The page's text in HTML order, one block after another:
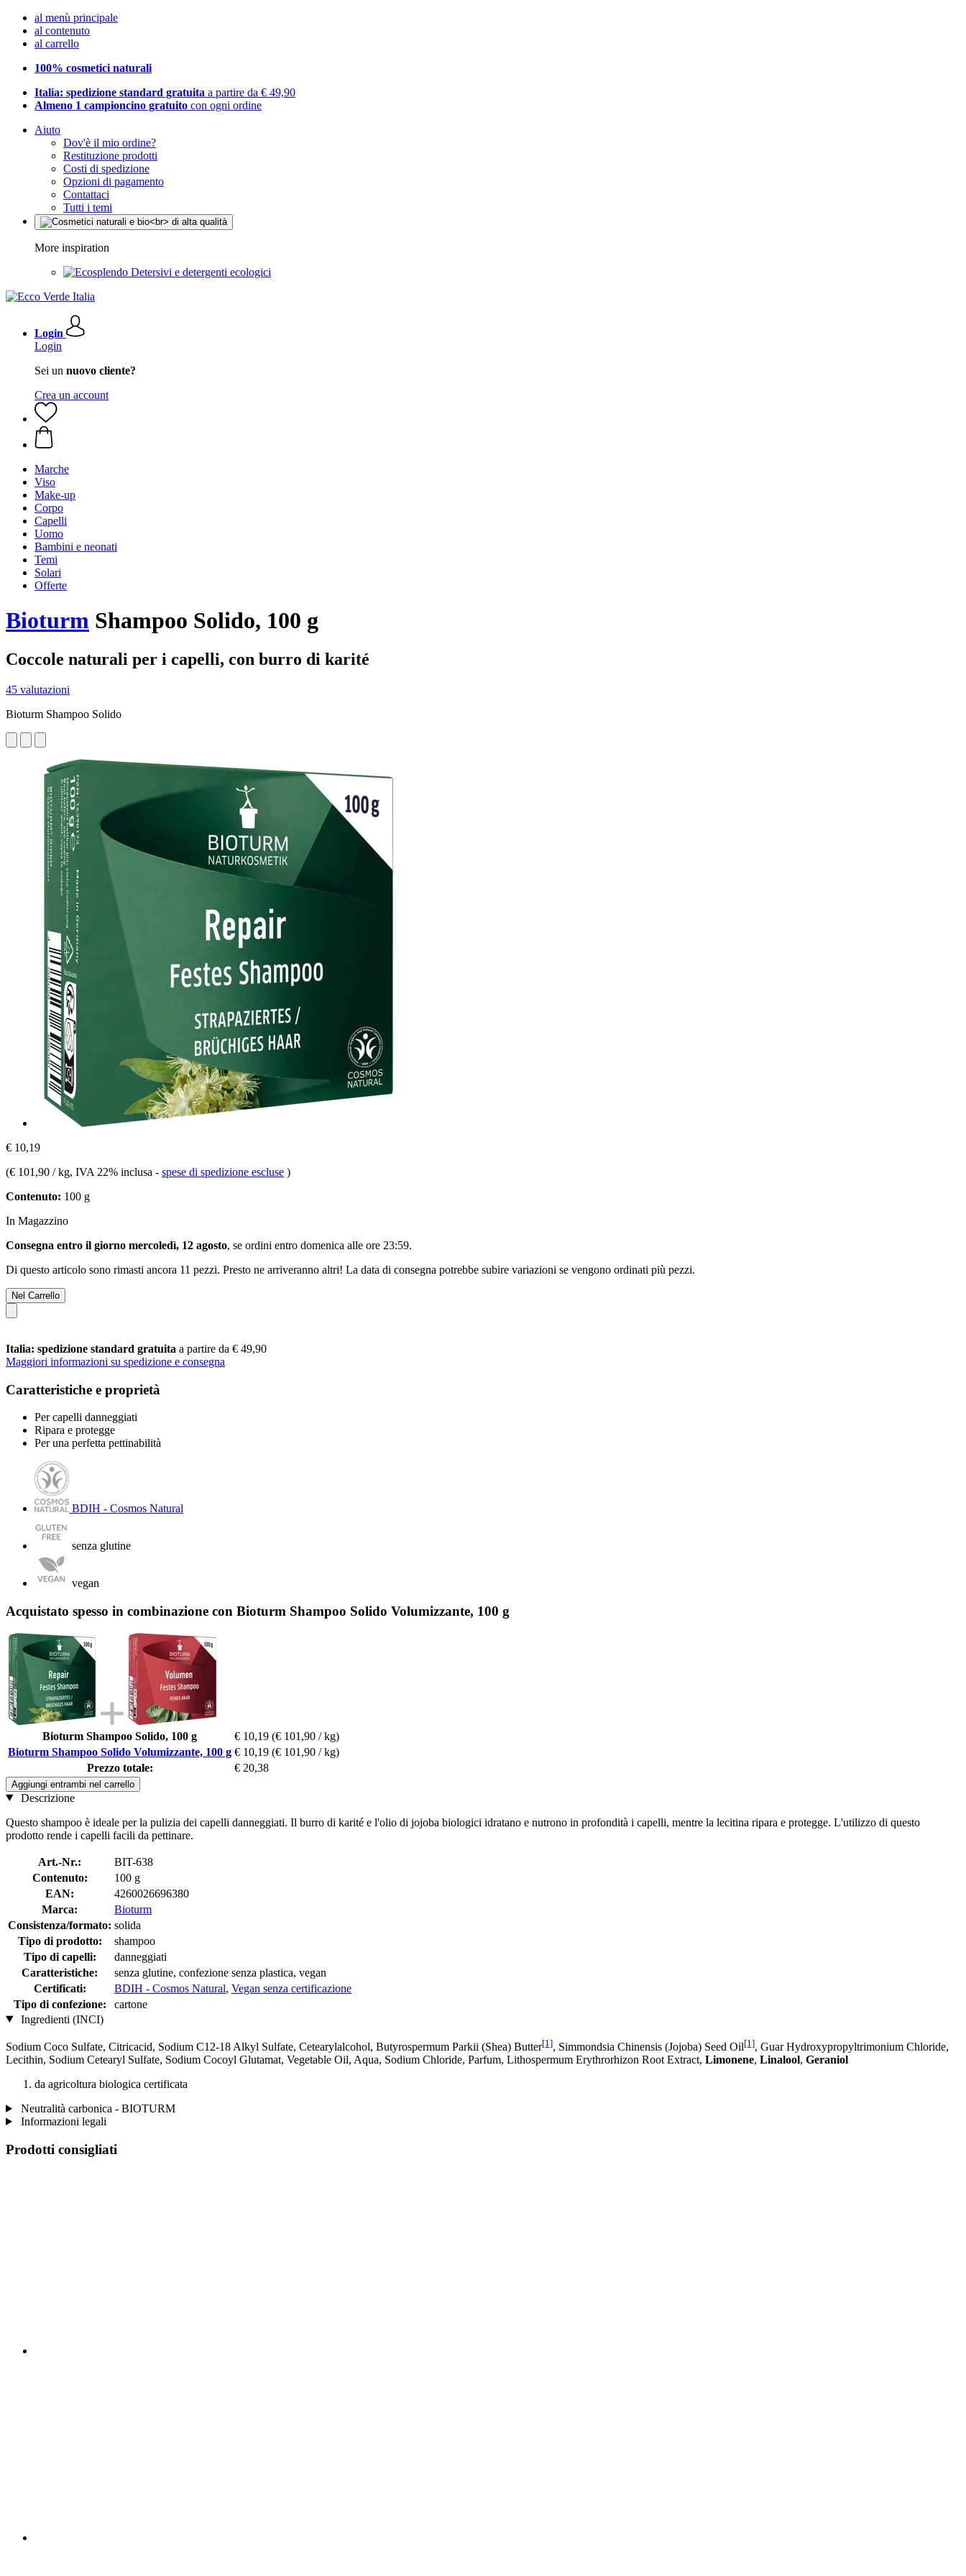
al menù principale
al contenuto
al carrello
100% cosmetici naturali
Italia: spedizione standard gratuita a partire da € 49,90
Almeno 1 campioncino gratuito con ogni ordine
Aiuto
Dov'è il mio ordine?
Restituzione prodotti
Costi di spedizione
Opzioni di pagamento
Contattaci
Tutti i temi
More inspiration
Detersivi e detergenti ecologici
Login
Login
Sei un nuovo cliente?
Crea un account
Marche
Viso
Make-up
Corpo
Capelli
Uomo
Bambini e neonati
Temi
Solari
Offerte
Bioturm Shampoo Solido, 100 g
Coccole naturali per i capelli, con burro di karité
45 valutazioni
Bioturm Shampoo Solido
€ 10,19
(€ 101,90 / kg, IVA 22% inclusa - spese di spedizione escluse )
Contenuto: 100 g
In Magazzino
Consegna entro il giorno mercoledì, 12 agosto, se ordini entro domenica alle ore 23:59.
Di questo articolo sono rimasti ancora 11 pezzi. Presto ne arriveranno altri! La data di consegna potrebbe subire variazioni se vengono ordinati più pezzi.
Nel Carrello
Italia: spedizione standard gratuita a partire da € 49,90
Maggiori informazioni su spedizione e consegna
Caratteristiche e proprietà
Per capelli danneggiati
Ripara e protegge
Per una perfetta pettinabilità
BDIH - Cosmos Natural
senza glutine
vegan
Acquistato spesso in combinazione con Bioturm Shampoo Solido Volumizzante, 100 g
Bioturm Shampoo Solido, 100 g € 10,19 (€ 101,90 / kg)
Bioturm Shampoo Solido Volumizzante, 100 g € 10,19 (€ 101,90 / kg)
Prezzo totale:
€ 20,38
Aggiungi entrambi nel carrello
Descrizione
Questo shampoo è ideale per la pulizia dei capelli danneggiati. Il burro di karité e l'olio di jojoba biologici idratano e nutrono in profondità i capelli, mentre la lecitina ripara e protegge. L'utilizzo di questo
prodotto rende i capelli facili da pettinare.
Art.-Nr.:
BIT-638
Contenuto:
100 g
EAN:
4260026696380
Marca:
Bioturm
Consistenza/formato: solida
Tipo di prodotto:
shampoo
Tipo di capelli:
danneggiati
Caratteristiche:
senza glutine, confezione senza plastica, vegan
Certificati:
BDIH - Cosmos Natural, Vegan senza certificazione
Tipo di confezione:
cartone
Ingredienti (INCI)
Sodium Coco­ Sulfate, Citricacid, Sodium C12-18 Alkyl Sulfate, Cetearylalcohol, Butyrospermum Parkii (Shea) Butter[1], Simmondsia Chinensis (Jojoba) Seed Oil[1], Guar Hydroxypropyltrimonium Chloride,
Lecithin, Sodium Cetearyl Sulfate, Sodium Cocoyl Glutamat, Vegetable Oil, Aqua, Sodium Chloride, Parfum, Lithospermum Erythrorhizon Root Extract, Limonene, Linalool, Geraniol
da agricoltura biologica certificata
Neutralità carbonica - BIOTURM
Informazioni legali
Prodotti consigliati